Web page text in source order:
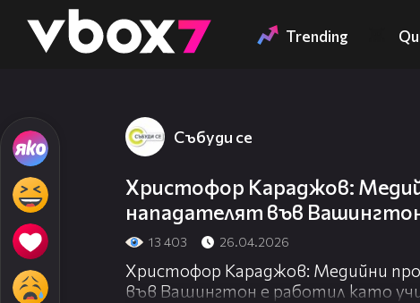
👾 Trending
Събуди се
Христофор Караджов:
нападателят във
13 403 26.04.2026
Христофор Караджов: Медийни
във Вашингтон е работил като